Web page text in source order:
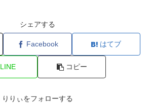
シェアする
Facebook はてブ
LINE コピー
りりぃをフォローする